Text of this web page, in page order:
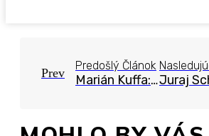
Prev
Predošlý Článok
Marián Kuffa: Čo robiť, ak je manžel a otec alkoholik.